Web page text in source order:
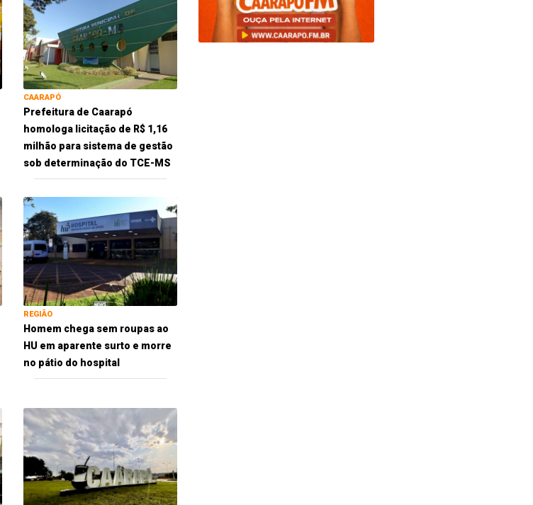
CAARAPÓ
Prefeitura de Caarapó
homologa licitação de R$ 1,16
milhão para sistema de gestão
sob determinação do TCE-MS
REGIÃO
Homem chega sem roupas ao
HU em aparente surto e morre
no pátio do hospital